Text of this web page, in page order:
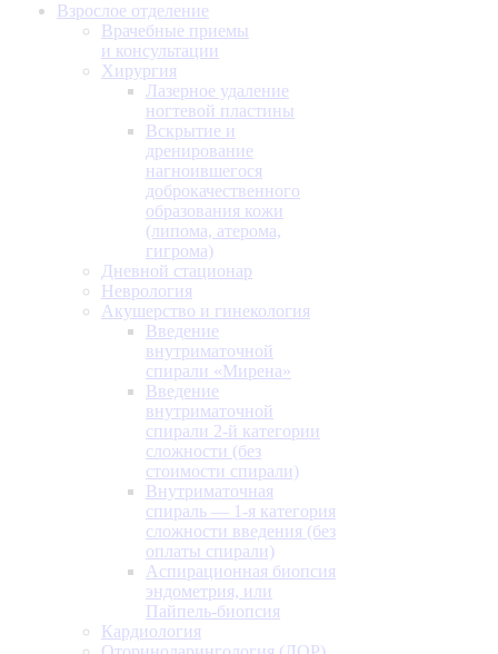
Взрослое отделение
Врачебные приемы
и консультации
Хирургия
Лазерное удаление
ногтевой пластины
Вскрытие и
дренирование
нагноившегося
доброкачественного
образования кожи
(липома, атерома,
гигрома)
Дневной стационар
Неврология
Акушерство и гинекология
Введение
внутриматочной
спирали «Мирена»
Введение
внутриматочной
спирали 2-й категории
сложности (без
стоимости спирали)
Внутриматочная
спираль — 1-я категория
сложности введения (без
оплаты спирали)
Аспирационная биопсия
эндометрия, или
Пайпель-биопсия
Кардиология